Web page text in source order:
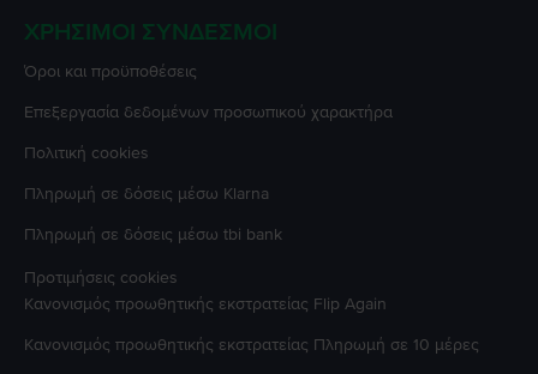
ΧΡΉΣΙΜΟΙ ΣΎΝΔΕΣΜΟΙ
Όροι και προϋποθέσεις
Επεξεργασία δεδομένων προσωπικού χαρακτήρα
Πολιτική cookies
Πληρωμή σε δόσεις μέσω Klarna
Πληρωμή σε δόσεις μέσω tbi bank
Προτιμήσεις cookies
Κανονισμός προωθητικής εκστρατείας Flip Again
Κανονισμός προωθητικής εκστρατείας Πληρωμή σε 10 μέρες